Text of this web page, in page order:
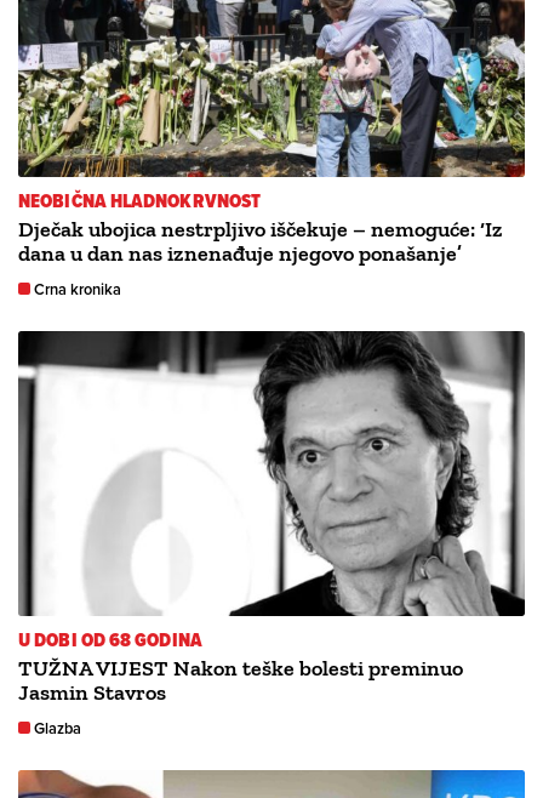
NEOBIČNA HLADNOKRVNOST
Dječak ubojica nestrpljivo iščekuje – nemoguće: ‘Iz
dana u dan nas iznenađuje njegovo ponašanje’
Crna kronika
U DOBI OD 68 GODINA
TUŽNA VIJEST Nakon teške bolesti preminuo
Jasmin Stavros
Glazba